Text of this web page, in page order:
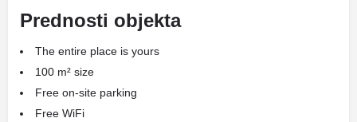
Prednosti objekta
The entire place is yours
100 m² size
Free on-site parking
Free WiFi